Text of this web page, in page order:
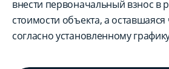
внести первоначальный взнос в
стоимости объекта, а оставшаяся
согласно установленному